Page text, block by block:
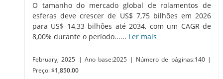
O tamanho do mercado global de rolamentos de
esferas deve crescer de US$ 7,75 bilhões em 2026
para US$ 14,33 bilhões até 2034, com um CAGR de
8,00% durante o período...... Ler mais
February, 2025 | Ano base:2025 | Número de páginas:140 |
Preço: $1,850.00